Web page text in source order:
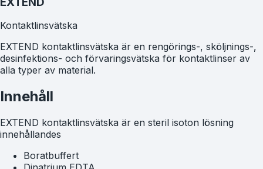
Kontaktlinsvätska
EXTEND kontaktlinsvätska är en rengörings-, sköljnings-,
desinfektions- och förvaringsvätska för kontaktlinser av
alla typer av material.
Innehåll
EXTEND kontaktlinsvätska är en steril isoton lösning
innehållandes
Boratbuffert